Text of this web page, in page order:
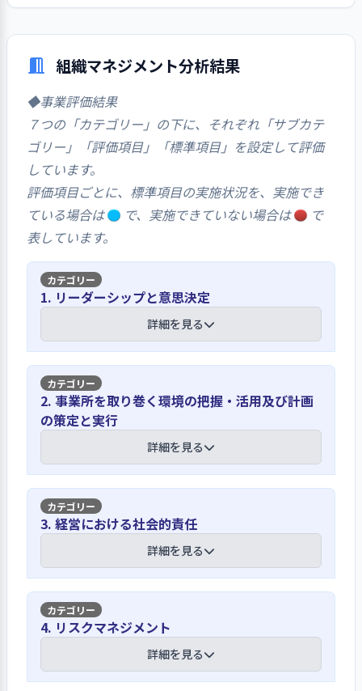
ることを伝えられていると回答している。
「説明は受けましたが話したことはありませ
と話をしましたが良かったです、福祉司さん
に会っている、ワーカーさんと話しました、
などがあがっている。
組織マネジメント分析結果
◆事業評価結果
７つの「カテゴリー」の下に、それぞれ「サブカテ
ゴリー」「評価項目」「標準項目」を設定して評価
しています。
評価項目ごとに、標準項目の実施状況を、実施でき
ている場合は
で、実施できていない場合は
で
表しています。
1. リーダーシップと意思決定
詳細を見る
【講評】
職員間で理念について振り返り、理解を
深めていく取り組みが必要である
施設理念「目黒若葉寮は出会いと支え
あいを大切にし、人と社会をつなぎま
す」に基づき、８つの基本方針が設定
されており、事業計画書に掲載し周知
を図るほか、ホームページへの掲載、
各ホーム及び事業所内への掲示を通
し、職員の意識化につなげている。し
かし、施設理念、基本方針等を作成し
た当時の職員がいない現在、職員間で
グループワークを行うなど再度、理念
について振り返り、その内容を職員間
2. 事業所を取り巻く環境の把握・活用及び計画
の策定と実行
詳細を見る
【講評】
子どもの意向は、毎月実施する「こども
会議」、「フロア会議」で把握している
施設のルールや行事の内容などに対す
る子どもの意向は、毎月実施する「こ
ども会議」、「フロア会議」で把握し
ている。「子ども会議」は職員がファ
シリテーターとなり、各寮の代表の子
3. 経営における社会的責任
詳細を見る
【講評】
法令遵守に向けた職員の意識向上、定期
的な確認などの仕組み構築が求められる
4. リスクマネジメント
詳細を見る